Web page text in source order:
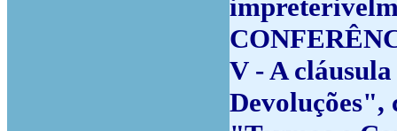
V - A
Devoluções",